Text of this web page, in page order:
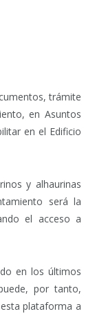
trámite
en Asuntos
en el Edificio
y alhaurinas
será la
el acceso a
en los últimos
por tanto,
plataforma a